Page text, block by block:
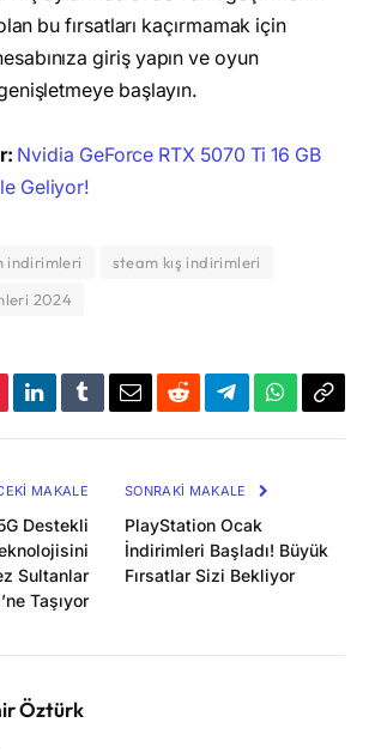
bu fırsatları kaçırmamak için
giriş yapın ve oyun
başlayın.
Nvidia GeForce RTX 5070 Ti 16 GB
Geliyor!
indirimleri
steam kış indirimleri
2024
LinkedInTumblrEmailRedditTelegramWhatsApp
MAKALE
Destekli
Sultanlar
Taşıyor
SONRAKI MAKALE
PlayStation Ocak
İndirimleri Başladı! Büyük
Fırsatlar Sizi Bekliyor
Öztürk